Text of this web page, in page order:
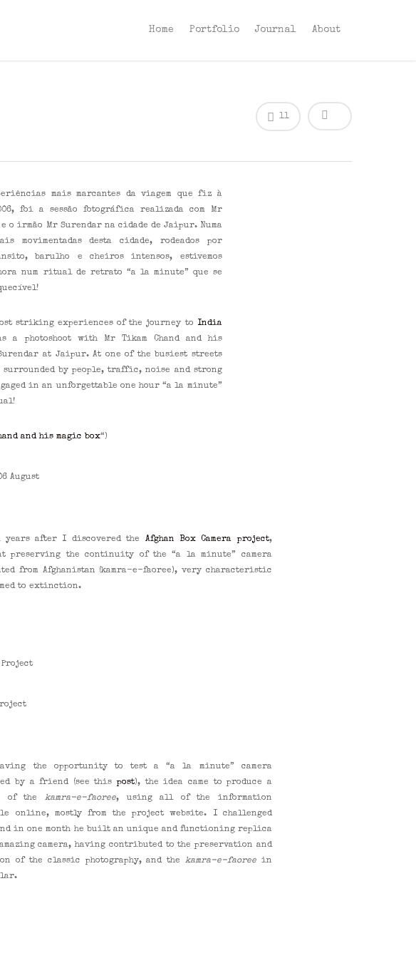
Home Portfolio Journal About
11
mais marcantes da viagem que fiz à
foi a sessão fotográfica realizada com Mr
e o irmão Mr Surendar na cidade de Jaipur. Numa
movimentadas desta cidade, rodeados por
barulho e cheiros intensos, estivemos
num ritual de retrato “a la minute” que se
striking experiences of the journey to India
a photoshoot with Mr Tikam Chand and his
at Jaipur. At one of the busiest streets
by people, traffic, noise and strong
in an unforgettable one hour “a la minute”
and his magic box“)
August
years after I discovered the Afghan Box Camera project,
preserving the continuity of the “a la minute” camera
from Afghanistan (kamra-e-faoree), very characteristic
to extinction.
Project
the opportunity to test a “a la minute” camera
by a friend (see thispost), the idea came to produce a
of the kamra-e-faoree, using all of the information
online, mostly from the project website. I challenged
in one month he built an unique and functioning replica
camera, having contributed to the preservation and
of the classic photography, and the kamra-e-faoree in